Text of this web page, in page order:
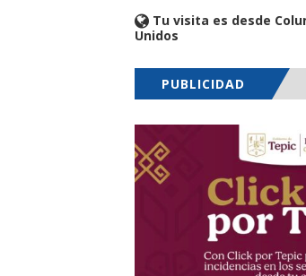
Tu visita es desde
Unidos
PUBLICIDAD